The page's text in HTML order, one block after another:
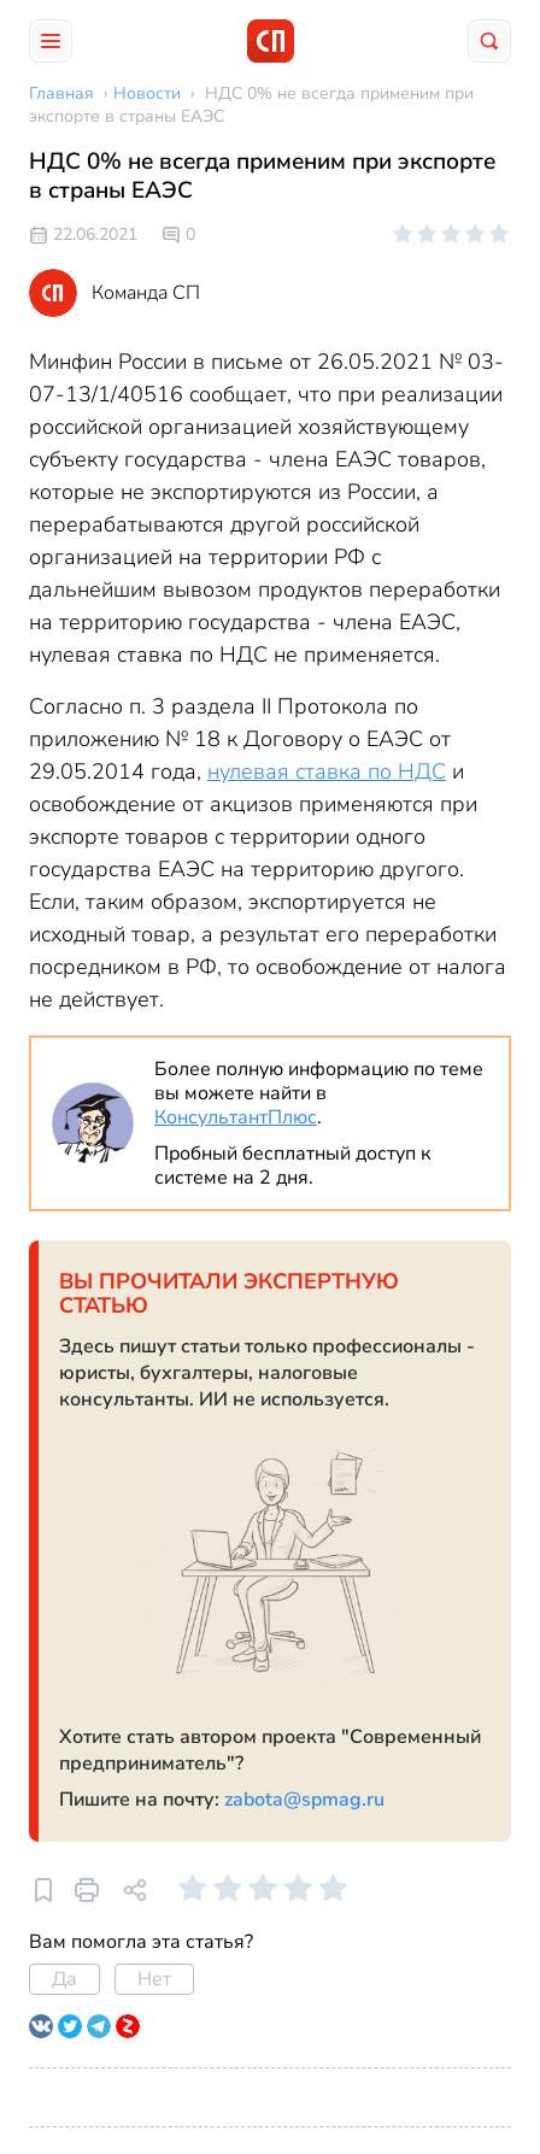
Главная › Новости › НДС 0% не всегда применим при
экспорте в страны ЕАЭС
НДС 0% не всегда применим при экспорте
в страны ЕАЭС
22.06.2021 0
Команда СП
Минфин России в письме от 26.05.2021 № 03-
07-13/1/40516 сообщает, что при реализации
российской организацией хозяйствующему
субъекту государства - члена ЕАЭС товаров,
которые не экспортируются из России, а
перерабатываются другой российской
организацией на территории РФ с
дальнейшим вывозом продуктов переработки
на территорию государства - члена ЕАЭС,
нулевая ставка по НДС не применяется.
Согласно п. 3 раздела II Протокола по
приложению № 18 к Договору о ЕАЭС от
29.05.2014 года, нулевая ставка по НДС и
освобождение от акцизов применяются при
экспорте товаров с территории одного
государства ЕАЭС на территорию другого.
Если, таким образом, экспортируется не
исходный товар, а результат его переработки
посредником в РФ, то освобождение от налога
не действует.
Более полную информацию по теме
вы можете найти в
КонсультантПлюс.
Пробный бесплатный доступ к
системе на 2 дня.
ВЫ ПРОЧИТАЛИ ЭКСПЕРТНУЮ
СТАТЬЮ
Здесь пишут статьи только профессионалы -
юристы, бухгалтеры, налоговые
консультанты. ИИ не используется.
Хотите стать автором проекта "Современный
предприниматель"?
Пишите на почту: zabota@spmag.ru
Вам помогла эта статья?
Да
Нет